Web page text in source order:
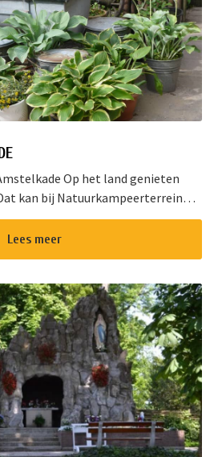
Op het land genieten
kan bij Natuurkampeerterrein
camping met
Lees meer